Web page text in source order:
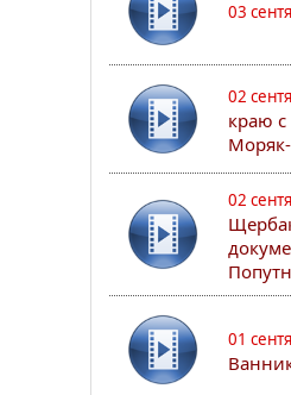
03
02
краю
02
01